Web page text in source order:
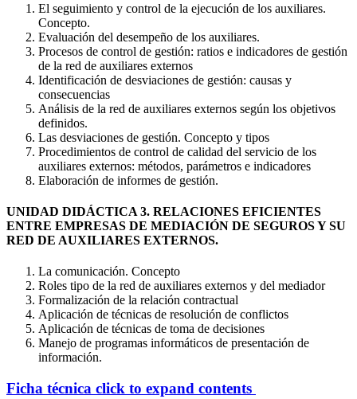
El seguimiento y control de la ejecución de los auxiliares.
Concepto.
Evaluación del desempeño de los auxiliares.
Procesos de control de gestión: ratios e indicadores de gestión
de la red de auxiliares externos
Identificación de desviaciones de gestión: causas y
consecuencias
Análisis de la red de auxiliares externos según los objetivos
definidos.
Las desviaciones de gestión. Concepto y tipos
Procedimientos de control de calidad del servicio de los
auxiliares externos: métodos, parámetros e indicadores
Elaboración de informes de gestión.
UNIDAD DIDÁCTICA 3. RELACIONES EFICIENTES
ENTRE EMPRESAS DE MEDIACIÓN DE SEGUROS Y SU
RED DE AUXILIARES EXTERNOS.
La comunicación. Concepto
Roles tipo de la red de auxiliares externos y del mediador
Formalización de la relación contractual
Aplicación de técnicas de resolución de conflictos
Aplicación de técnicas de toma de decisiones
Manejo de programas informáticos de presentación de
información.
Ficha técnica click to expand contents